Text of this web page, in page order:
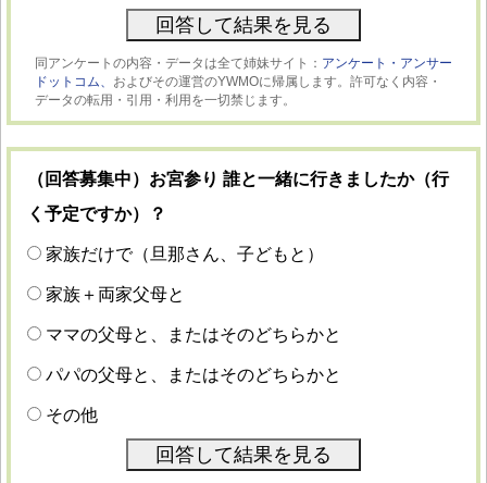
同アンケートの内容・データは全て姉妹サイト： アンケート・アンサー
ドットコム、 およびその運営のYWMOに帰属します。許可なく内容・
データの転用・引用・利用を一切禁じます。
（回答募集中）お宮参り 誰と一緒に行きましたか（行
く予定ですか）？
家族だけで（旦那さん、子どもと）
家族＋両家父母と
ママの父母と、またはそのどちらかと
パパの父母と、またはそのどちらかと
その他